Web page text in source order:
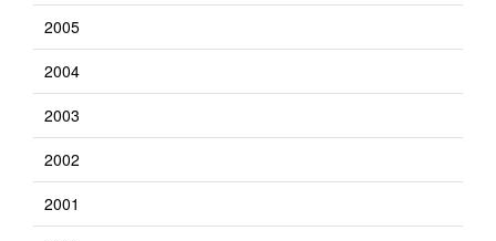
2005
2004
2003
2002
2001